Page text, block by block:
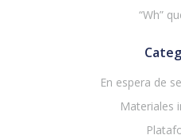
“Wh”
En espera de
Materiales